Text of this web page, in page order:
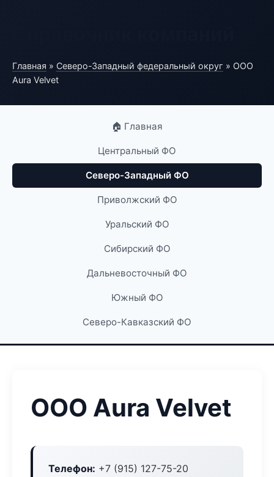
Главная » Северо-Западный федеральный округ » ООО
Aura Velvet
🏠 Главная
Центральный ФО
Северо-Западный ФО
Приволжский ФО
Уральский ФО
Сибирский ФО
Дальневосточный ФО
Южный ФО
Северо-Кавказский ФО
ООО Aura Velvet
Телефон: +7 (915) 127-75-20